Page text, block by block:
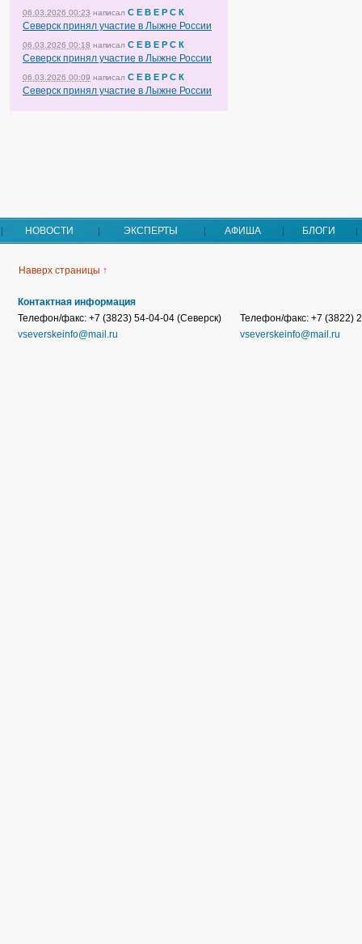
06.03.2026 00:23 написал С Е В Е Р С К
Северск принял участие в Лыжне России
06.03.2026 00:18 написал С Е В Е Р С К
Северск принял участие в Лыжне России
06.03.2026 00:09 написал С Е В Е Р С К
Северск принял участие в Лыжне России
НОВОСТИ ЭКСПЕРТЫ АФИША БЛОГИ
Наверх страницы ↑
Контактная информация
Телефон/факс: +7 (3823) 54-04-04 (Северск)
vseverskeinfo@mail.ru
Телефон/факс: +7 (3822)
vseverskeinfo@mail.ru